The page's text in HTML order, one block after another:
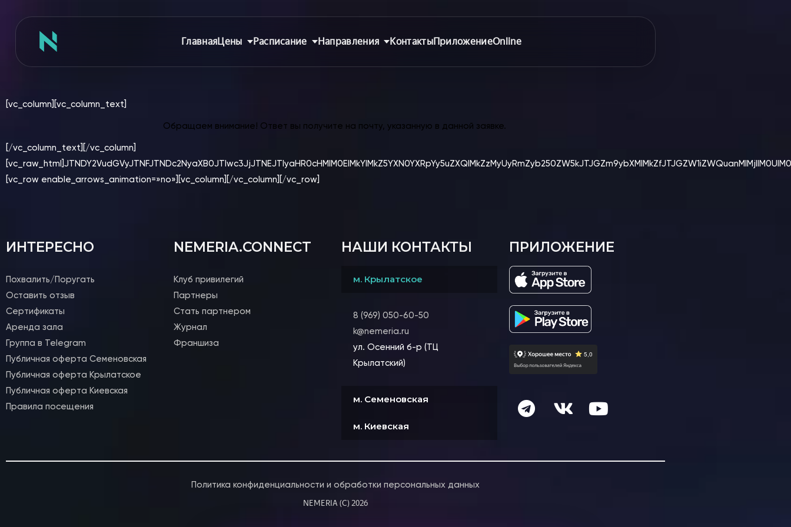
ГлавнаяЦены Расписание Направления КонтактыПриложениеOnline
Цены
Аренда зала
Расписание
Спец-курсы
Курсы с нуля
Групповые
Сочи 2024
Направления
Детские 5+
Взрослые 16+
Сочи 2024
Лагерь дети
Online
[vc_column][vc_column_text]
Обращаем внимание! Ответ вы получите на почту, указанную в данной заявке.
[/vc_column_text][/vc_column]
[vc_row enable_arrows_animation=»no»][vc_column][/vc_column][/vc_row]
ИНТЕРЕСНО
Похвалить/Поругать
Оставить отзыв
Сертификаты
Аренда зала
Группа в Telegram
Публичная оферта Семеновская
Публичная оферта Крылатское
Публичная оферта Киевская
Правила посещения
NEMERIA.CONNECT
Клуб привилегий
Партнеры
Стать партнером
Журнал
Франшиза
НАШИ КОНТАКТЫ
м. Крылатское
8 (969) 050-60-50
k@nemeria.ru
ул. Осенний б-р (ТЦ
Крылатский)
м. Семеновская
м. Киевская
ПРИЛОЖЕНИЕ
Политика конфиденциальности и обработки персональных данных
NEMERIA (C) 2026